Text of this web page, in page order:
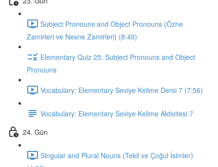
Subject Pronouns and Object Pronouns (Özne
Zamirleri ve Nesne Zamirleri) (8:49)
Elementary Quiz 25: Subject Pronouns and Object
Pronouns
Vocabulary: Elementary Seviye Kelime Dersi 7 (7:56)
Vocabulary: Elementary Seviye Kelime Aktivitesi 7
24. Gün
Singular and Plural Nouns (Tekil ve Çoğul İsimler)